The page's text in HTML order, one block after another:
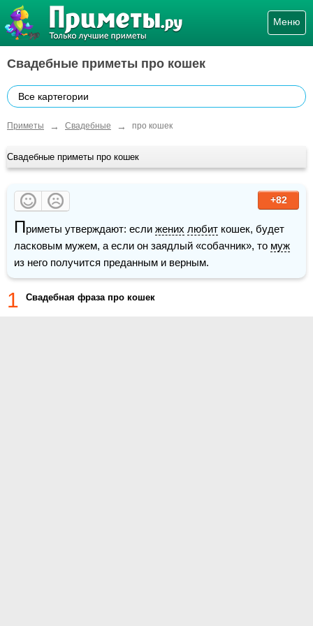
Меню
Свадебные приметы про кошек
Все картегории
Приметы → Свадебные → про кошек
Свадебные приметы про кошек
+82
Приметы утверждают: если жених любит кошек, будет
ласковым мужем, а если он заядлый «собачник», то муж
из него получится преданным и верным.
1 Cвадебная фраза про кошек